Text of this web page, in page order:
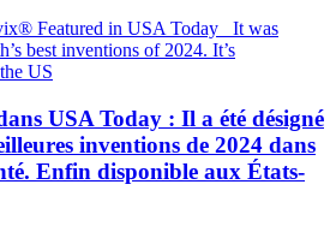
USA Today : Il a été désigné
inventions de 2024 dans
Enfin disponible aux États-